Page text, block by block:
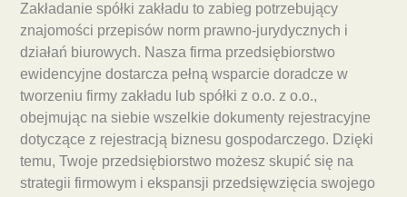
Zakładanie spółki zakładu to zabieg potrzebujący
znajomości przepisów norm prawno-jurydycznych i
działań biurowych. Nasza firma przedsiębiorstwo
ewidencyjne dostarcza pełną wsparcie doradcze w
tworzeniu firmy zakładu lub spółki z o.o. z o.o.,
obejmując na siebie wszelkie dokumenty rejestracyjne
dotyczące z rejestracją biznesu gospodarczego. Dzięki
temu, Twoje przedsiębiorstwo możesz skupić się na
strategii firmowym i ekspansji przedsięwzięcia swojego